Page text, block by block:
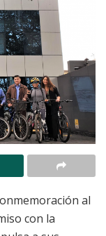
al
con la